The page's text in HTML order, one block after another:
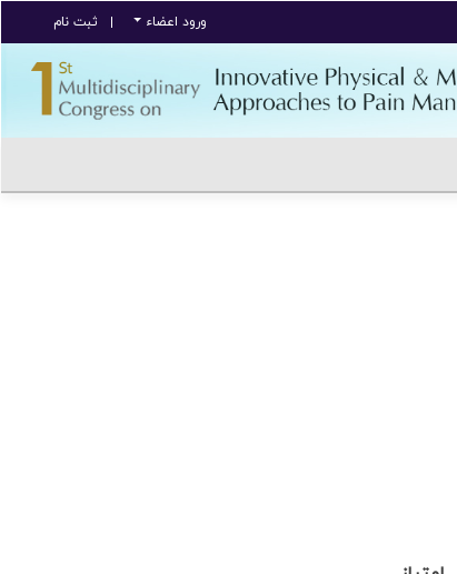
ورود اعضاء ثبت نام